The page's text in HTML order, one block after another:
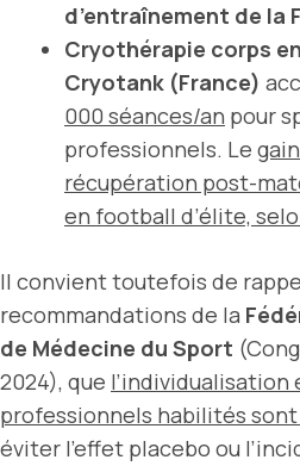
d’entraînement de la
Cryothérapie corps
Cryotank (France)
000 séances/an pour
professionnels. Le
récupération post-
en football d’élite,
Il convient toutefois de
recommandations de la
de Médecine du Sport
2024), que l’individualisation
professionnels habilités
éviter l’effet placebo ou